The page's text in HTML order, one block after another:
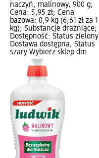
naczyń, malinowy, 900 g;
Cena: 5,95 zł; Cena
bazowa: 0,9 kg (6,61 zł za 1
kg); Substancje drażniące;
Dostępność: Status zielony
Dostawa dostępna, Status
szary Wybierz sklep dm